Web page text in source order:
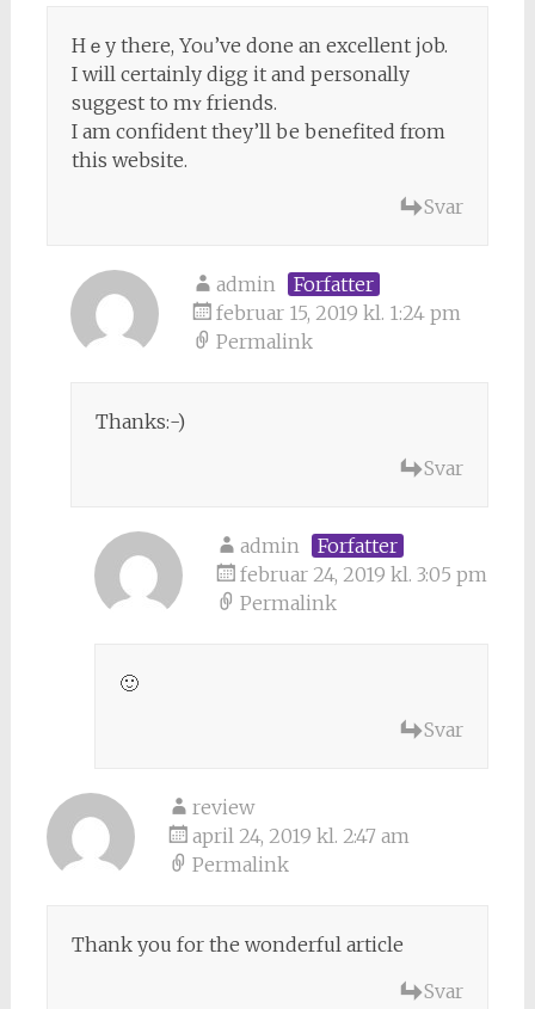
Hｅy there, Yoᥙ’ve done an exсellеnt job.
I will certainly digg it and personally
suggest to mʏ friends.
I am confident theу’ll be benefited from
this website.
Svar
admin
Forfatter
februar 15, 2019 kl. 1:24 pm
Permalink
Thanks:-)
Svar
admin
Forfatter
februar 24, 2019 kl. 3:05 pm
Permalink
🙂
Svar
review
april 24, 2019 kl. 2:47 am
Permalink
Thank you for the wonderful article
Svar